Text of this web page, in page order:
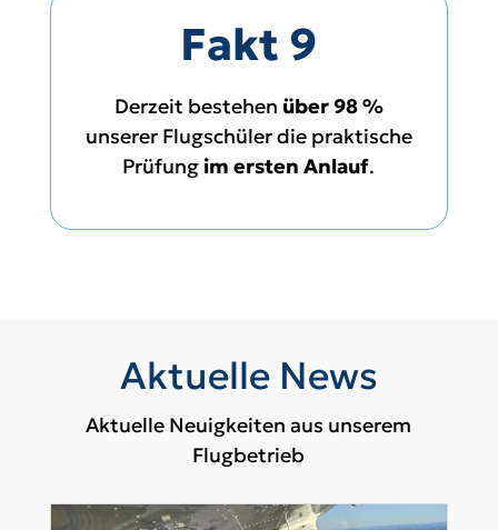
Fakt 9
Derzeit bestehen über 98 %
unserer Flugschüler die praktische
Prüfung im ersten Anlauf.
Aktuelle News
Aktuelle Neuigkeiten aus unserem
Flugbetrieb